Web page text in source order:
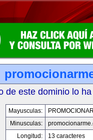
de este dominio lo
Mayusculas:
Minusculas:
Longitud:
13 caracteres